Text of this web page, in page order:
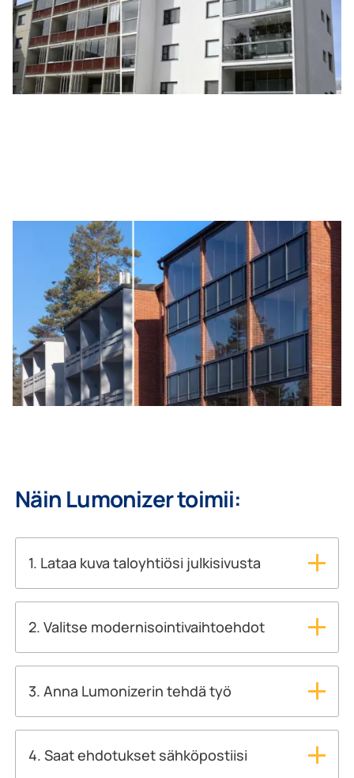
Näin Lumonizer toimii:
1. Lataa kuva taloyhtiösi julkisivusta
aloittaaksesi.
2. Valitse modernisointivaihtoehdot
– Parvekelasitus
– Parvekekaiteet
3. Anna Lumonizerin tehdä työ
sekunnissa visuaaliset ehdotukset, jotka
havainnollistavat, miten valitut päivitykset
parantavat rakennuksesi ulkonäköä ja toimivuutta.
4. Saat ehdotukset sähköpostiisi